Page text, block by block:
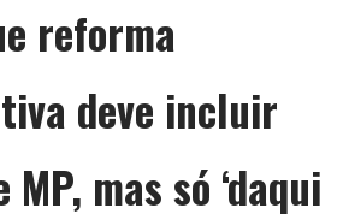
reforma
deve incluir
mas só ‘daqui